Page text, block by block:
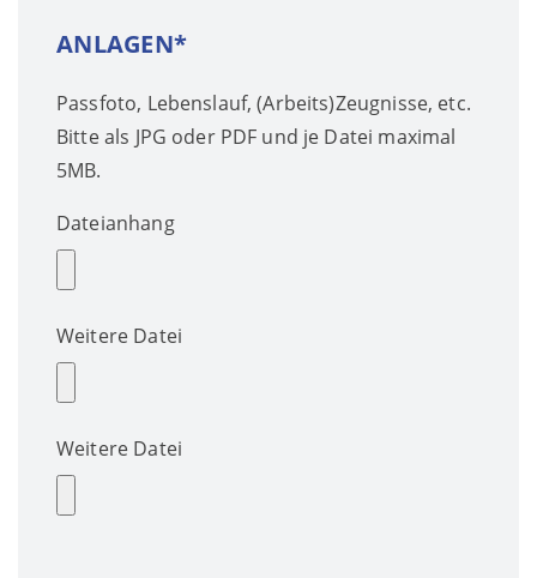
ANLAGEN*
Passfoto, Lebenslauf, (Arbeits)Zeugnisse, etc.
Bitte als JPG oder PDF und je Datei maximal
5MB.
Dateianhang
Weitere Datei
Weitere Datei